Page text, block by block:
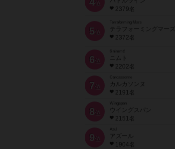
位
2379名
5 位
Terraforming Mars
テラフォーミングマーズ
2372名
6 位
ニムト
2202名
7 位
Carcassonne
カルカソンヌ
2191名
8 位
Wingspan
ウイングスパン
2151名
9 位
Azul
アズール
1904名